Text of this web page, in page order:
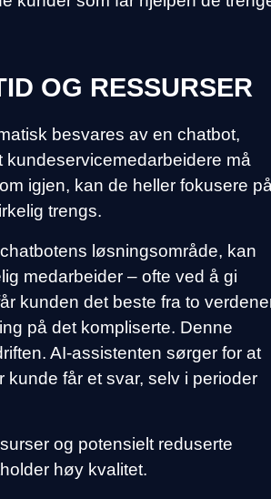
OG RESSURSER
besvares av en chatbot,
kundeservicemedarbeidere må
igjen, kan de heller fokusere
trengs.
løsningsområde, kan
medarbeider – ofte ved å gi
kunden det beste fra to
på det kompliserte. Denne
AI-assistenten sørger for at
får et svar, selv i perioder
og potensielt reduserte
høy kvalitet.